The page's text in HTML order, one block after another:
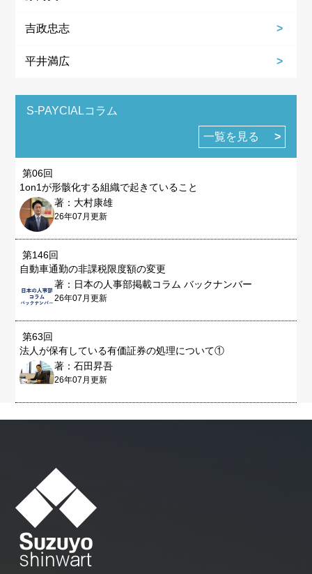
吉政忠志
平井満広
S-PAYCIALコラム
一覧を見る
第06回
1on1が形骸化する組織で起きていること
著：大村康雄
26年07月更新
第146回
自動車通勤の非課税限度額の変更
著：日本の人事部掲載コラム バックナンバー
26年07月更新
第63回
法人が保有している有価証券の処理について①
著：石田昇吾
26年07月更新